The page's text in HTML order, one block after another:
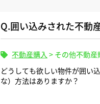
Q.囲い込みされた不動
不動産購入 > その他不動産
どうしても欲しい物件が囲い
な）方法はありますか？